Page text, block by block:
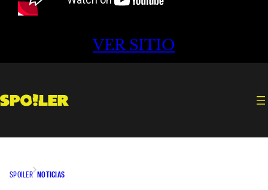
VER SITIO
SPOILER NOTICIAS